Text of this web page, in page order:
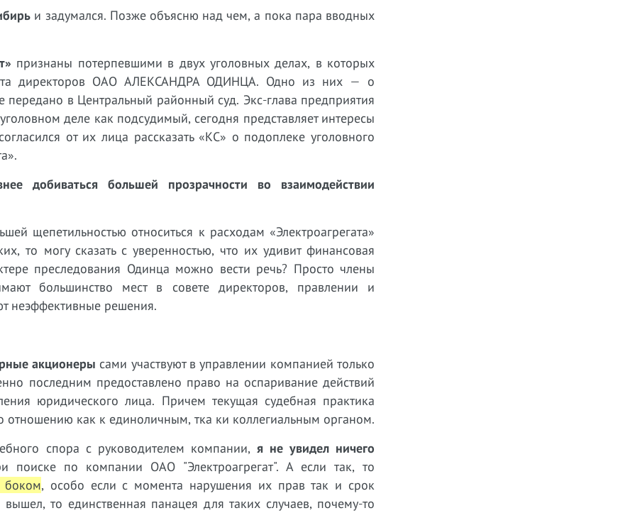
и задумался. Позже объясню над чем, а пока пара вводных
признаны потерпевшими в двух уголовных делах, в которых
директоров ОАО АЛЕКСАНДРА ОДИНЦА. Одно из них — о
в Центральный районный суд. Экс-глава предприятия
деле как подсудимый, сегодня представляет интересы
от их лица рассказать «КС» о подоплеке уголовного
добиваться большей прозрачности во взаимодействии
щепетильностью относиться к расходам «Электроагрегата»
то могу сказать с уверенностью, что их удивит финансовая
преследования Одинца можно вести речь? Просто члены
большинство мест в совете директоров, правлении и
неэффективные решения.
акционеры сами участвуют в управлении компанией только
последним предоставлено право на оспаривание действий
юридического лица. Причем текущая судебная практика
отношению как к единоличным, тка ки коллегиальным органом.
спора с руководителем компании, я не увидел ничего
поиске по компании ОАО "Электроагрегат". А если так, то
боком, особо если с момента нарушения их прав так и срок
то единственная панацея для таких случаев, почему-то